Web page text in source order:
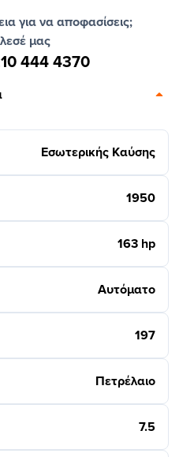
για να αποφασίσεις;
μας
444 4370
Εσωτερικής Καύσης
1950
163 hp
Αυτόματο
197
Πετρέλαιο
7.5